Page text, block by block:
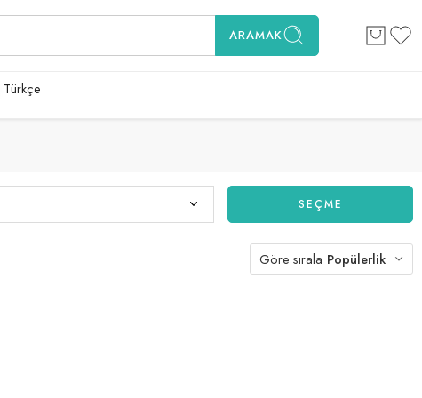
ARAMAK
Türkçe
SEÇME
Göre sırala Popülerlik